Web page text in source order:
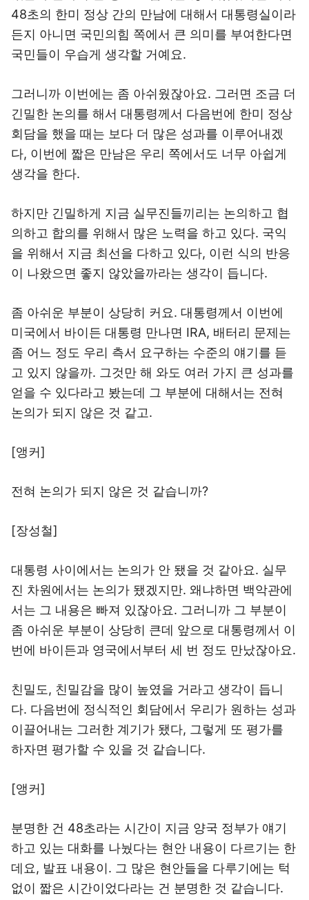
48초의 한미 정상 간의 만남에 대해서 대통령실이라
든지 아니면 국민의힘 쪽에서 큰 의미를 부여한다면
국민들이 우습게 생각할 거예요.
그러니까 이번에는 좀 아쉬웠잖아요. 그러면 조금 더
긴밀한 논의를 해서 대통령께서 다음번에 한미 정상
회담을 했을 때는 보다 더 많은 성과를 이루어내겠
다, 이번에 짧은 만남은 우리 쪽에서도 너무 아쉽게
생각을 한다.
하지만 긴밀하게 지금 실무진들끼리는 논의하고 협
의하고 합의를 위해서 많은 노력을 하고 있다. 국익
을 위해서 지금 최선을 다하고 있다, 이런 식의 반응
이 나왔으면 좋지 않았을까라는 생각이 듭니다.
좀 아쉬운 부분이 상당히 커요. 대통령께서 이번에
미국에서 바이든 대통령 만나면 IRA, 배터리 문제는
좀 어느 정도 우리 측서 요구하는 수준의 얘기를 듣
고 있지 않을까. 그것만 해 와도 여러 가지 큰 성과를
얻을 수 있다라고 봤는데 그 부분에 대해서는 전혀
논의가 되지 않은 것 같고.
[앵커]
전혀 논의가 되지 않은 것 같습니까?
[장성철]
대통령 사이에서는 논의가 안 됐을 것 같아요. 실무
진 차원에서는 논의가 됐겠지만. 왜냐하면 백악관에
서는 그 내용은 빠져 있잖아요. 그러니까 그 부분이
좀 아쉬운 부분이 상당히 큰데 앞으로 대통령께서 이
번에 바이든과 영국에서부터 세 번 정도 만났잖아요.
친밀도, 친밀감을 많이 높였을 거라고 생각이 듭니
다. 다음번에 정식적인 회담에서 우리가 원하는 성과
이끌어내는 그러한 계기가 됐다, 그렇게 또 평가를
하자면 평가할 수 있을 것 같습니다.
[앵커]
분명한 건 48초라는 시간이 지금 양국 정부가 얘기
하고 있는 대화를 나눴다는 현안 내용이 다르기는 한
데요, 발표 내용이. 그 많은 현안들을 다루기에는 턱
없이 짧은 시간이었다라는 건 분명한 것 같습니다.